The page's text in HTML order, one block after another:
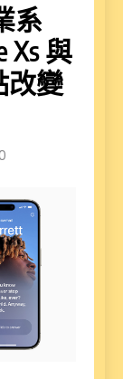
系
Xs 與
改變